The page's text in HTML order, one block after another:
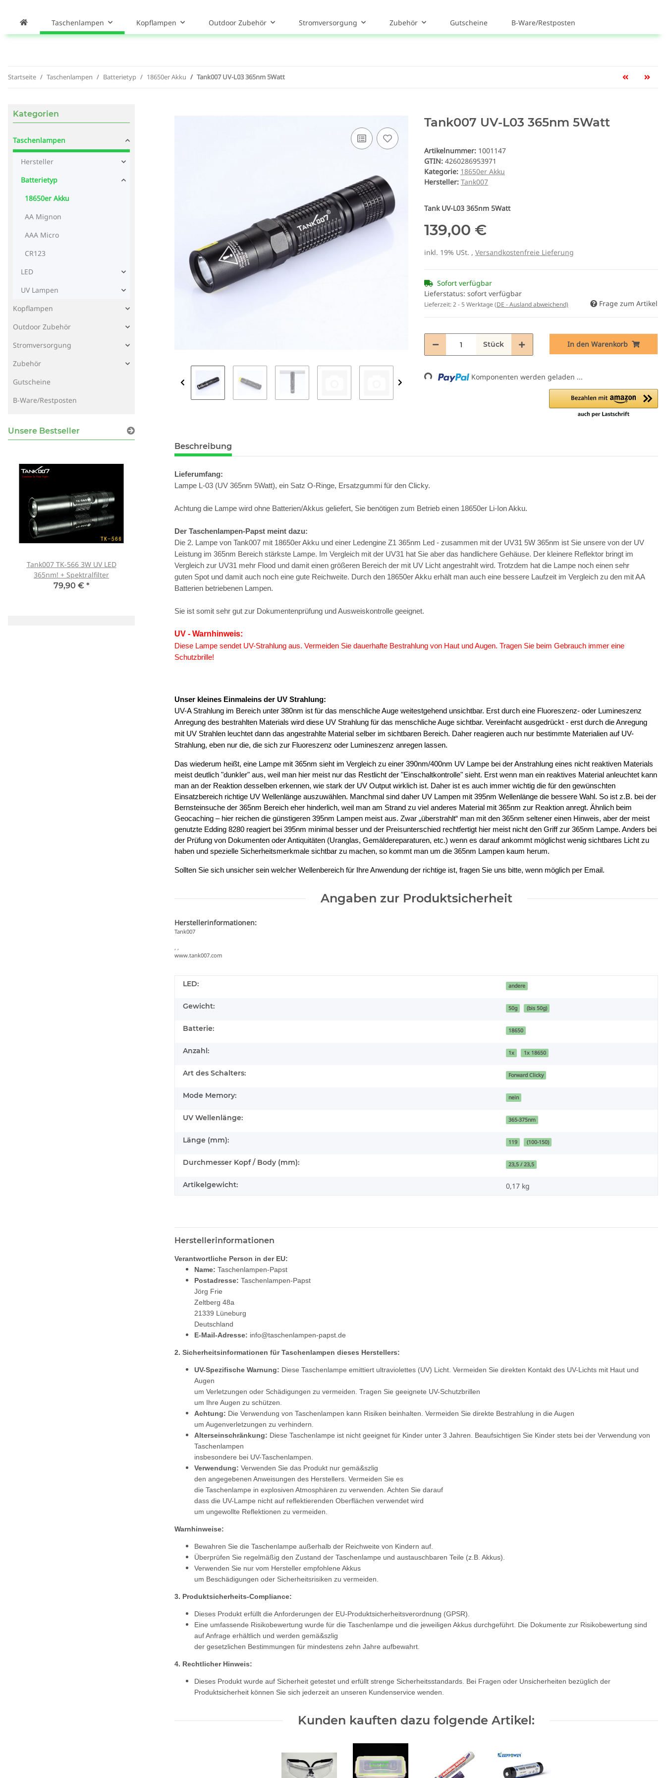
Taschenlampen Kopflampen Outdoor Zubehör Stromversorgung Zubehör Gutscheine B-Ware/Restposten
Startseite Taschenlampen Batterietyp 18650er Akku Tank007 UV-L03 365nm 5Watt
Tank007 UV-L03 365nm 5Watt
Artikelnummer: 1001147
GTIN: 4260286953971
Kategorie: 18650er Akku
Hersteller: Tank007
Tank UV-L03 365nm 5Watt
139,00 €
inkl. 19% USt. , Versandkostenfreie Lieferung
Sofort verfügbar
Lieferstatus: sofort verfügbar
Lieferzeit:2 - 5 Werktage (DE - Ausland abweichend) Frage zum Artikel
Stück In den Warenkorb
Loading... Komponenten werden geladen ...
Beschreibung
Lieferumfang:
Lampe L-03 (UV 365nm 5Watt), ein Satz O-Ringe, Ersatzgummi für den Clicky.
Achtung die Lampe wird ohne Batterien/Akkus geliefert, Sie benötigen zum Betrieb einen 18650er Li-Ion Akku.
Der Taschenlampen-Papst meint dazu:
Die 2. Lampe von Tank007 mit 18650er Akku und einer Ledengine Z1 365nm Led - zusammen mit der UV31 5W 365nm ist Sie unsere von der UV
Leistung im 365nm Bereich stärkste Lampe. Im Vergleich mit der UV31 hat Sie aber das handlichere Gehäuse. Der kleinere Reflektor bringt im
Vergleich zur UV31 mehr Flood und damit einen größeren Bereich der mit UV Licht angestrahlt wird. Trotzdem hat die Lampe noch einen sehr
guten Spot und damit auch noch eine gute Reichweite. Durch den 18650er Akku erhält man auch eine bessere Laufzeit im Vergleich zu den mit AA
Batterien betriebenen Lampen.
Sie ist somit sehr gut zur Dokumentenprüfung und Ausweiskontrolle geeignet.
UV - Warnhinweis:
Diese Lampe sendet UV-Strahlung aus. Vermeiden Sie dauerhafte Bestrahlung von Haut und Augen. Tragen Sie beim Gebrauch immer eine
Schutzbrille!
Unser kleines Einmaleins der UV Strahlung:
UV-A Strahlung im Bereich unter 380nm ist für das menschliche Auge weitestgehend unsichtbar. Erst durch eine Fluoreszenz- oder Lumineszenz
Anregung des bestrahlten Materials wird diese UV Strahlung für das menschliche Auge sichtbar. Vereinfacht ausgedrückt - erst durch die Anregung
mit UV Strahlen leuchtet dann das angestrahlte Material selber im sichtbaren Bereich. Daher reagieren auch nur bestimmte Materialien auf UV-
Strahlung, eben nur die, die sich zur Fluoreszenz oder Lumineszenz anregen lassen.
Das wiederum heißt, eine Lampe mit 365nm sieht im Vergleich zu einer 390nm/400nm UV Lampe bei der Anstrahlung eines nicht reaktiven Materials
meist deutlich "dunkler" aus, weil man hier meist nur das Restlicht der "Einschaltkontrolle" sieht. Erst wenn man ein reaktives Material anleuchtet kann
man an der Reaktion desselben erkennen, wie stark der UV Output wirklich ist. Daher ist es auch immer wichtig die für den gewünschten
Einsatzbereich richtige UV Wellenlänge auszuwählen. Manchmal sind daher UV Lampen mit 395nm Wellenlänge die bessere Wahl. So ist z.B. bei der
Bernsteinsuche der 365nm Bereich eher hinderlich, weil man am Strand zu viel anderes Material mit 365nm zur Reaktion anregt. Ähnlich beim
Geocaching – hier reichen die günstigeren 395nm Lampen meist aus. Zwar „überstrahlt“ man mit den 365nm seltener einen Hinweis, aber der meist
genutzte Edding 8280 reagiert bei 395nm minimal besser und der Preisunterschied rechtfertigt hier meist nicht den Griff zur 365nm Lampe. Anders bei
der Prüfung von Dokumenten oder Antiquitäten (Uranglas, Gemäldereparaturen, etc.) wenn es darauf ankommt möglichst wenig sichtbares Licht zu
haben und spezielle Sicherheitsmerkmale sichtbar zu machen, so kommt man um die 365nm Lampen kaum herum.
Sollten Sie sich unsicher sein welcher Wellenbereich für Ihre Anwendung der richtige ist, fragen Sie uns bitte, wenn möglich per Email.
Angaben zur Produktsicherheit
Herstellerinformationen:
Tank007
, ,
www.tank007.com
LED: andere
Gewicht: 50g (bis 50g)
Batterie: 18650
Anzahl: 1x 1x 18650
Art des Schalters: Forward Clicky
Mode Memory: nein
UV Wellenlänge: 365-375nm
Länge (mm): 119 (100-150)
Durchmesser Kopf / Body (mm): 23,5 / 23,5
Artikelgewicht: 0,17 kg
Herstellerinformationen
Verantwortliche Person in der EU:
Name: Taschenlampen-Papst
Postadresse: Taschenlampen-Papst
Jörg Frie
Zeltberg 48a
21339 Lüneburg
Deutschland
E-Mail-Adresse: info@taschenlampen-papst.de
2. Sicherheitsinformationen für Taschenlampen dieses Herstellers:
UV-Spezifische Warnung: Diese Taschenlampe emittiert ultraviolettes (UV) Licht. Vermeiden Sie direkten Kontakt des UV-Lichts mit Haut und
Augen
um Verletzungen oder Schädigungen zu vermeiden. Tragen Sie geeignete UV-Schutzbrillen
um Ihre Augen zu schützen.
Achtung: Die Verwendung von Taschenlampen kann Risiken beinhalten. Vermeiden Sie direkte Bestrahlung in die Augen
um Augenverletzungen zu verhindern.
Alterseinschränkung: Diese Taschenlampe ist nicht geeignet für Kinder unter 3 Jahren. Beaufsichtigen Sie Kinder stets bei der Verwendung von
Taschenlampen
insbesondere bei UV-Taschenlampen.
Verwendung: Verwenden Sie das Produkt nur gemä&szlig
den angegebenen Anweisungen des Herstellers. Vermeiden Sie es
die Taschenlampe in explosiven Atmosphären zu verwenden. Achten Sie darauf
dass die UV-Lampe nicht auf reflektierenden Oberflächen verwendet wird
um ungewollte Reflektionen zu vermeiden.
Warnhinweise:
Bewahren Sie die Taschenlampe außerhalb der Reichweite von Kindern auf.
Überprüfen Sie regelmäßig den Zustand der Taschenlampe und austauschbaren Teile (z.B. Akkus).
Verwenden Sie nur vom Hersteller empfohlene Akkus
um Beschädigungen oder Sicherheitsrisiken zu vermeiden.
3. Produktsicherheits-Compliance:
Dieses Produkt erfüllt die Anforderungen der EU-Produktsicherheitsverordnung (GPSR).
Eine umfassende Risikobewertung wurde für die Taschenlampe und die jeweiligen Akkus durchgeführt. Die Dokumente zur Risikobewertung sind
auf Anfrage erhältlich und werden gemä&szlig
der gesetzlichen Bestimmungen für mindestens zehn Jahre aufbewahrt.
4. Rechtlicher Hinweis:
Dieses Produkt wurde auf Sicherheit getestet und erfüllt strenge Sicherheitsstandards. Bei Fragen oder Unsicherheiten bezüglich der
Produktsicherheit können Sie sich jederzeit an unseren Kundenservice wenden.
Kunden kauften dazu folgende Artikel:
Kategorien
Taschenlampen
Hersteller
Batterietyp
18650er Akku
AA Mignon
AAA Micro
CR123
LED
UV Lampen
Kopflampen
Outdoor Zubehör
Stromversorgung
Zubehör
Gutscheine
B-Ware/Restposten
Unsere Bestseller
Tank007 TK-566 3W UV LED
365nm! + Spektralfilter
79,90 € *
Schutzbrille Sablux mit UV-
Schutz nach CE-EN166
8,00 €*
Tank007 TK-566 3W UV LED
365nm! + Spektralfilter
Schutzbrille Sablux mit UV-
Schutz nach CE-EN166